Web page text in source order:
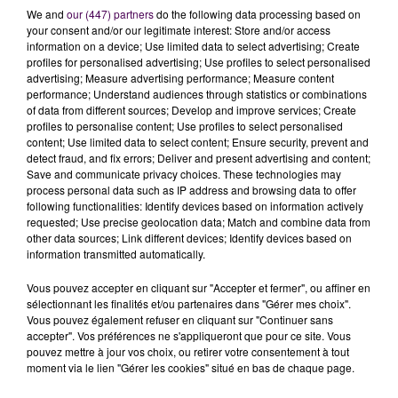
IL Y A DE LA PLACE POUR FAIRE
CONSTRUIRE EN LOTISSEMENT
Que les candidats à une vie au vert dans cette
commune située à une bonne demi-heure du Mans le
sachent, il y a de quoi accueillir du monde :"On a
viabilisé tout récemment un lotissement de quatre
lots qu'on va réceptionner dans quelques jours, et on
avait déjà avant ça entre huit et dix lots disponibles"
assure Jonathan Cholet, directeur des services à la
mairie de Marolles-les-Braults, non sans rappeler que
dans la commune,"il y a aussi des biens privés à
travaux, mais des choses intéressantes"
ÊTRE PRIMO-ACCÉDANT ET NE PAS
AVOIR PLUS DE 40 ANS
We and our (447) partnersdo the following data processing based on
your consent and/or our legitimate interest: Store and/or access
information on a device; Use limited data to select advertising; Create
profiles for personalised advertising; Use profiles to select personalised
advertising; Measure advertising performance; Measure content
performance; Understand audiences through statistics or combinations
of data from different sources; Develop and improve services; Create
profiles to personalise content; Use profiles to select personalised
content; Use limited data to select content; Ensure security, prevent and
detect fraud, and fix errors; Deliver and present advertising and content;
Save and communicate privacy choices. These technologies may
process personal data such as IP address and browsing data to offer
following functionalities: Identify devices based on information actively
requested; Use precise geolocation data; Match and combine data from
other data sources; Link different devices; Identify devices based on
information transmitted automatically.
Vous pouvez accepter en cliquant sur "Accepter et fermer", ou affiner en
sélectionnant les finalités et/ou partenaires dans "Gérer mes choix".
Vous pouvez également refuser en cliquant sur "Continuer sans
accepter". Vos préférences ne s'appliqueront que pour ce site. Vous
pouvez mettre à jour vos choix, ou retirer votre consentement à tout
moment via le lien "Gérer les cookies" situé en bas de chaque page.